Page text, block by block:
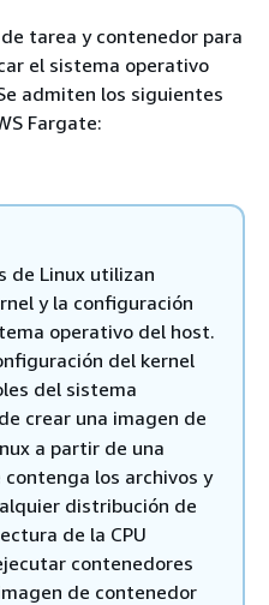
tarea y contenedor para
el sistema operativo
admiten los siguientes
Fargate:
de Linux utilizan
y la configuración
operativo del host.
del kernel
del sistema
crear una imagen de
a partir de una
los archivos y
distribución de
de la CPU
contenedores
de contenedor